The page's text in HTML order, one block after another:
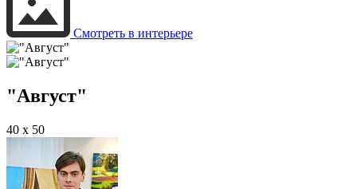
Смотреть в интерьере
"Август"
40 x 50